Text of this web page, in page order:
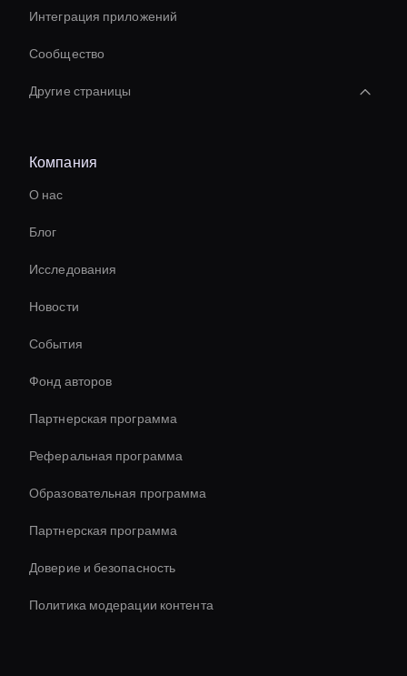
Интеграция приложений
Сообщество
Другие страницы
Передача стиля видео AI
Streaming Ai Avatar For Youtube
Ai Avatar For E-Commerce
Holographic Virtual Assistant
Decision-Making Ai Avatar
Ai Avatar For Video Calls
Interactive Digital Assistant
Компания
О нас
Блог
Исследования
Новости
События
Фонд авторов
Партнерская программа
Реферальная программа
Образовательная программа
Партнерская программа
Доверие и безопасность
Политика модерации контента